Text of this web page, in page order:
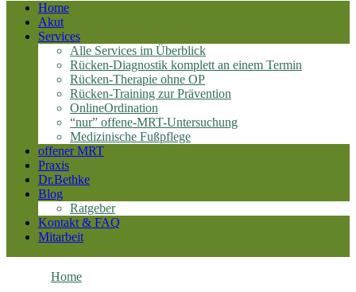
Home
Akut
Services
Alle Services im Überblick
Rücken-Diagnostik komplett an einem Termin
Rücken-Therapie ohne OP
Rücken-Training zur Prävention
OnlineOrdination
“nur” offene-MRT-Untersuchung
Medizinische Fußpflege
offener MRT
Praxis
Dr.Bethke
Blog
Ratgeber
Kontakt & FAQ
Mitarbeit
Home